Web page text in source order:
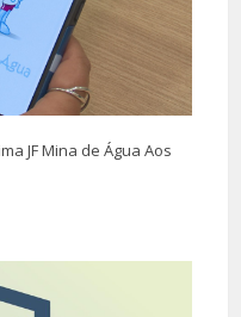
JF Mina de Água Aos